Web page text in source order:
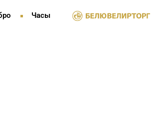
Часы